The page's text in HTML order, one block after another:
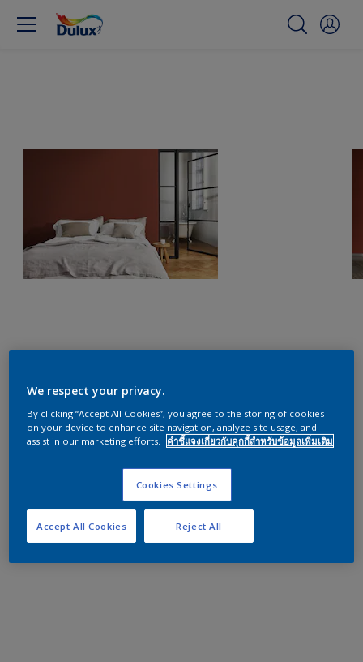
We respect your privacy.
By clicking “Accept All Cookies”, you agree to the storing of cookies
on your device to enhance site navigation, analyze site usage, and
assist in our marketing efforts.
คำชี้แจงเกี่ยวกับคุกกี้สำหรับข้อมูลเพิ่มเติม
Cookies Settings
Reject All
Accept All Cookies